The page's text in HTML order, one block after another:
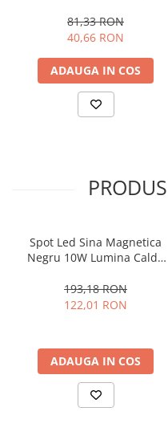
ATENTIE!Pentru o informare
caracteristicile produsului !
Fotografiile prezentate sunt
: Informatiile prezentate
81,33 RON
40,66 RON
ADAUGA IN COS
Spot Led Sina Magnetica
Negru 10W Lumina Calda
193,18 RON
122,01 RON
ADAUGA IN COS